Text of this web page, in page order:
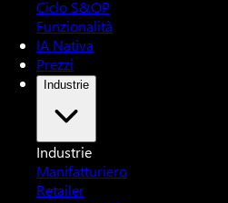
Ciclo S&OP
Funzionalità
IA Nativa
Prezzi
Industrie
Industrie
Manifatturiero
Retailer